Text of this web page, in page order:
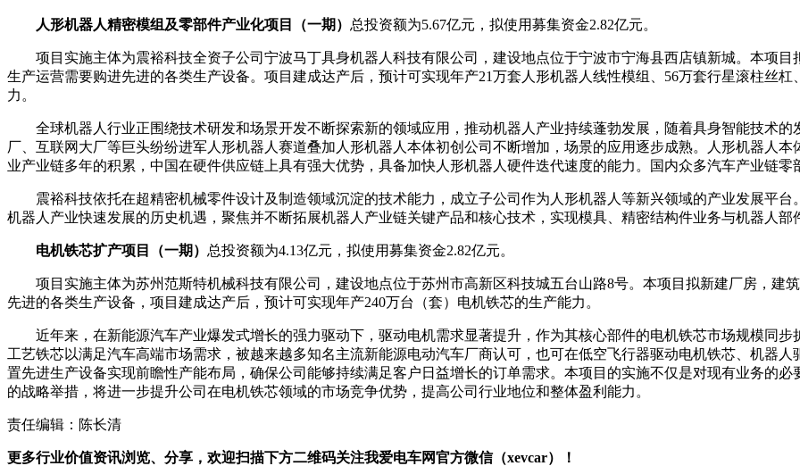
人形机器人精密模组及零部件产业化项目（一期） 总投资额为5.67亿元，拟使用募集资金2.82亿元。
项目实施主体为震裕科技全资子公司宁波马丁具身机器人科技有限公司，建设地点位于宁波市宁海县西店镇新城。本项
生产运营需要购进先进的各类生产设备。项目建成达产后，预计可实现年产21万套人形机器人线性模组、56万套行星滚柱丝
力。
全球机器人行业正围绕技术研发和场景开发不断探索新的领域应用，推动机器人产业持续蓬勃发展，随着具身智能技术
厂、互联网大厂等巨头纷纷进军人形机器人赛道叠加人形机器人本体初创公司不断增加，场景的应用逐步成熟。人形机器人
业产业链多年的积累，中国在硬件供应链上具有强大优势，具备加快人形机器人硬件迭代速度的能力。国内众多汽车产业链零
震裕科技依托在超精密机械零件设计及制造领域沉淀的技术能力，成立子公司作为人形机器人等新兴领域的产业发展平
机器人产业快速发展的历史机遇，聚焦并不断拓展机器人产业链关键产品和核心技术，实现模具、精密结构件业务与机器人部
电机铁芯扩产项目（一期） 总投资额为4.13亿元，拟使用募集资金2.82亿元。
项目实施主体为苏州范斯特机械科技有限公司，建设地点位于苏州市高新区科技城五台山路8号。本项目拟新建厂房，建
先进的各类生产设备，项目建成达产后，预计可实现年产240万台（套）电机铁芯的生产能力。
近年来，在新能源汽车产业爆发式增长的强力驱动下，驱动电机需求显著提升，作为其核心部件的电机铁芯市场规模同
工艺铁芯以满足汽车高端市场需求，被越来越多知名主流新能源电动汽车厂商认可，也可在低空飞行器驱动电机铁芯、机器
置先进生产设备实现前瞻性产能布局，确保公司能够持续满足客户日益增长的订单需求。本项目的实施不仅是对现有业务的
的战略举措，将进一步提升公司在电机铁芯领域的市场竞争优势，提高公司行业地位和整体盈利能力。
责任编辑：陈长清
更多行业价值资讯浏览、分享，欢迎扫描下方二维码关注我爱电车网官方微信（xevcar）！